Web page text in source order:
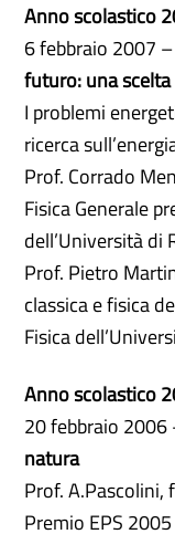
Anno scolastico
6 febbraio 2007 –
futuro: una
I problemi
ricerca
Prof. Corrado
Fisica Generale
dell’Università di
Prof. Pietro
classica e fisica
Fisica
Anno scolastico
20 febbraio 2006
natura
Prof. A.Pascolini,
Premio EPS